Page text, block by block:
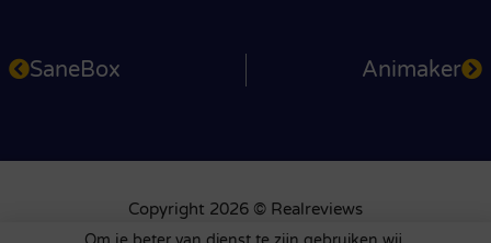
SaneBox Animaker
Copyright 2026 © Realreviews
Klantenservice: +31 79 360 2701